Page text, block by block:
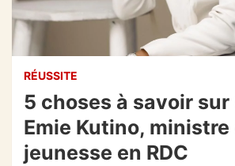
RÉUSSITE
5 choses à savoir sur
Emie Kutino, ministre
jeunesse en RDC